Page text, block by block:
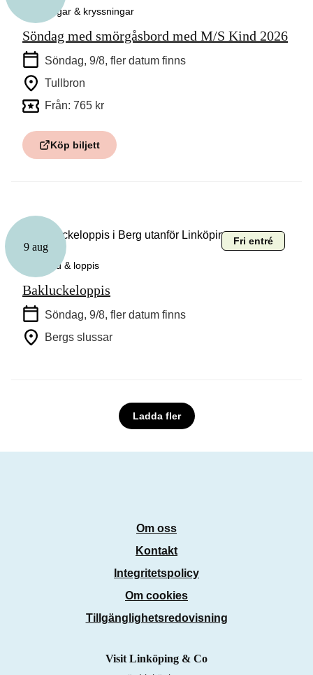
Guidningar & kryssningar
Söndag med smörgåsbord med M/S Kind 2026
Söndag, 9/8, fler datum finns
Tullbron
Från: 765 kr
Köp biljett
9 aug Fri entré
Marknad & loppis
Bakluckeloppis
Söndag, 9/8, fler datum finns
Bergs slussar
Ladda fler
Om oss
Kontakt
Integritetspolicy
Om cookies
Tillgänglighetsredovisning
Visit Linköping & Co